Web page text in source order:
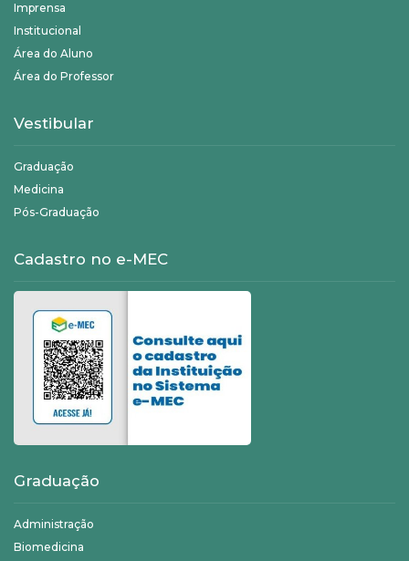
Imprensa
Institucional
Área do Aluno
Área do Professor
Vestibular
Graduação
Medicina
Pós-Graduação
Cadastro no e-MEC
Graduação
Administração
Biomedicina